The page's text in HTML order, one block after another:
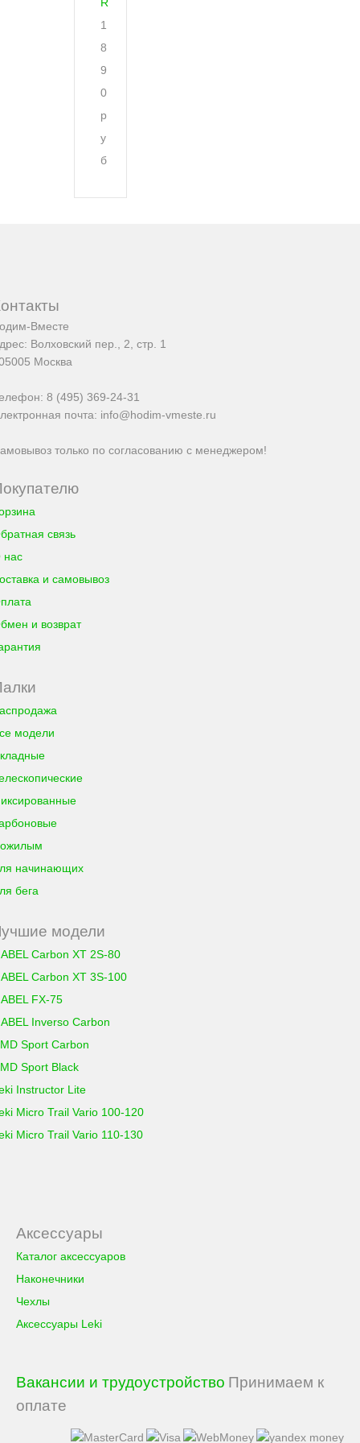
1
8
9
0
р
у
б
Вместе
Волховский пер., 2, стр. 1
Москва
8 (495) 369-24-31
почта: info@hodim-vmeste.ru
только по согласованию с менеджером!
связь
нас
и самовывоз
и возврат
модели
начинающих
бега
модели
Carbon XT 2S-80
Carbon XT 3S-100
FX-75
Inverso Carbon
Sport Carbon
Sport Black
Instructor Lite
Micro Trail Vario 100-120
Micro Trail Vario 110-130
Аксессуары
Каталог аксессуаров
Наконечники
Чехлы
Аксессуары Leki
Вакансии и трудоустройство Принимаем к
оплате